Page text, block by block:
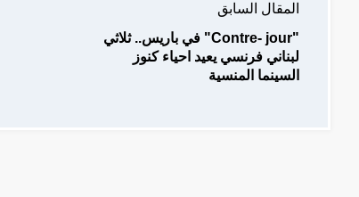
المقال السابق
"Contre- jour" في باريس.. ثلاثي
لبناني فرنسي يعيد احياء كنوز
السينما المنسية